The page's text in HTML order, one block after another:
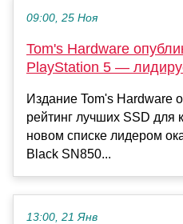
09:00, 25 Ноя
Tom's Hardware
PlayStation 5 —
Издание Tom's Hardware
рейтинг лучших SSD для
новом списке лидером
Black SN850...
13:00, 21 Янв